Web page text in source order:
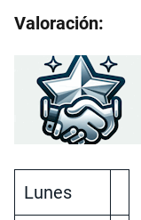
Valoración:
Lunes